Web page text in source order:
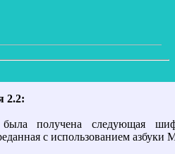
2.2:
получена следующая
с использованием азбуки